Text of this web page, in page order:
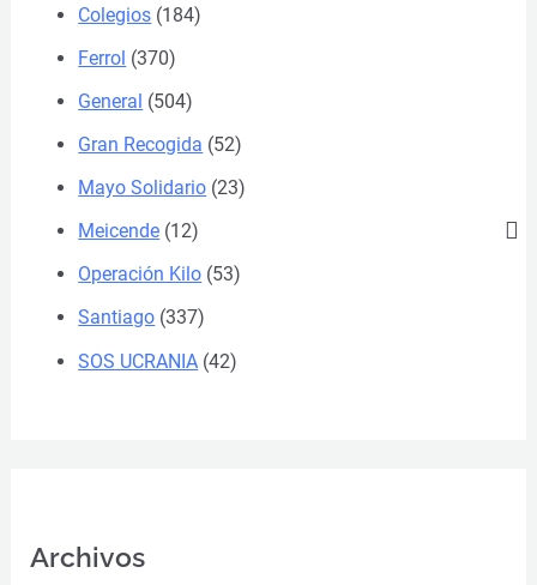
Colegios (184)
Ferrol (370)
General (504)
Gran Recogida (52)
Mayo Solidario (23)
Meicende (12)
Operación Kilo (53)
Santiago (337)
SOS UCRANIA (42)
Archivos